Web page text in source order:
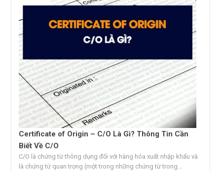
Certificate of Origin – C/O Là Gì? Thông Tin Cần
Biết Về C/O
C/O là chứng từ thông dụng đối với hàng hóa xuất nhập khẩu và
là chứng từ quan trọng (một trong những chứng từ trong...